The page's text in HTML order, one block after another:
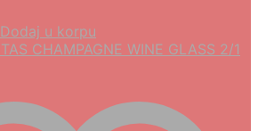
Dodaj u korpu